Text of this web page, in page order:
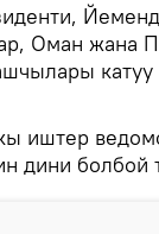
Оман жана
катуу
иштер
дини болбой